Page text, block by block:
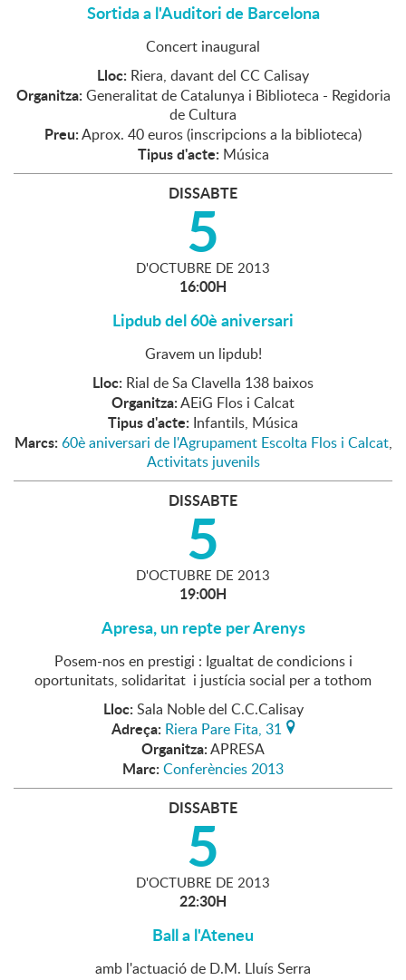
Sortida a l'Auditori de Barcelona
Concert inaugural
Lloc: Riera, davant del CC Calisay
Organitza: Generalitat de Catalunya i Biblioteca - Regidoria
de Cultura
Preu:Aprox. 40 euros (inscripcions a la biblioteca)
Tipus d'acte: Música
DISSABTE
5
D'OCTUBRE DE 2013
16:00H
Lipdub del 60è aniversari
Gravem un lipdub!
Lloc: Rial de Sa Clavella 138 baixos
Organitza:AEiG Flos i Calcat
Tipus d'acte: Infantils, Música
Marcs: 60è aniversari de l'Agrupament Escolta Flos i Calcat,
Activitats juvenils
DISSABTE
5
D'OCTUBRE DE 2013
19:00H
Apresa, un repte per Arenys
Posem-nos en prestigi : Igualtat de condicions i
oportunitats, solidaritat i justícia social per a tothom
Lloc: Sala Noble del C.C.Calisay
Adreça: Riera Pare Fita, 31
Organitza:APRESA
Marc: Conferències 2013
DISSABTE
5
D'OCTUBRE DE 2013
22:30H
Ball a l'Ateneu
amb l'actuació de D.M. Lluís Serra